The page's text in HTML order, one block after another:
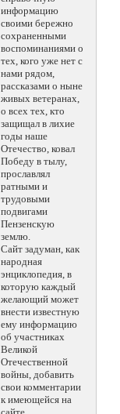
информацию
своими бережно
сохраненными
воспоминаниями о
тех, кого уже нет с
нами рядом,
рассказами о ныне
живых ветеранах,
о всех тех, кто
защищал в лихие
годы наше
Отечество, ковал
Победу в тылу,
прославлял
ратными и
трудовыми
подвигами
Пензенскую
землю.
Сайт задуман, как
народная
энциклопедия, в
которую каждый
желающий может
внести известную
ему информацию
об участниках
Великой
Отечественной
войны, добавить
свои комментарии
к имеющейся на